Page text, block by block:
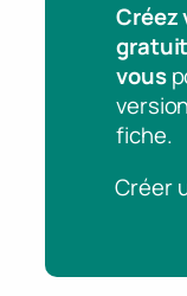
Créez
vous
fiche.
Créer